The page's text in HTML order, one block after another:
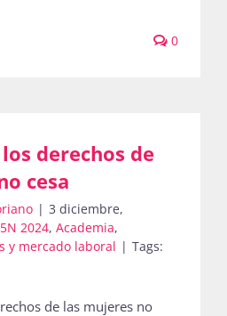
0
derechos de
cesa
| 3 diciembre,
2024, Academia,
y mercado laboral | Tags:
de las mujeres no